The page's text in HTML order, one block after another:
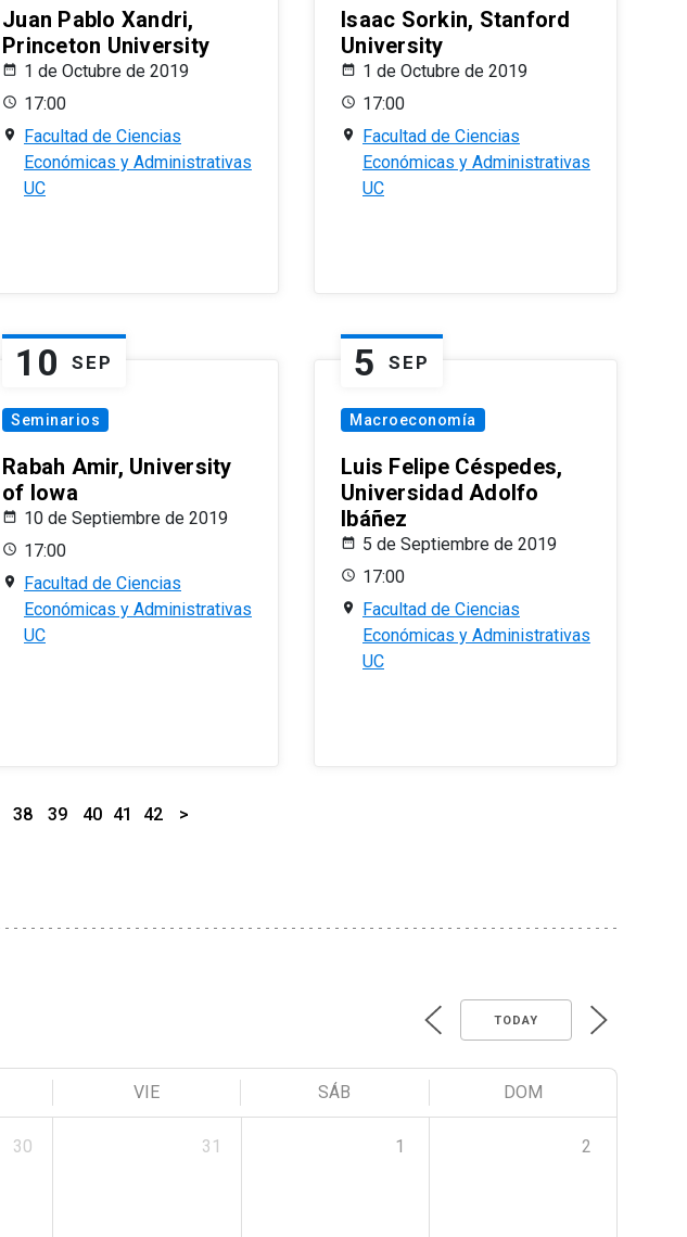
Juan Pablo Xandri,
Princeton University
1 de Octubre de 2019
17:00
Facultad de Ciencias
Económicas y Administrativas
UC
Isaac Sorkin, Stanford
University
1 de Octubre de 2019
17:00
Facultad de Ciencias
Económicas y Administrativas
UC
10 SEP
Seminarios
Rabah Amir, University
of Iowa
10 de Septiembre de 2019
17:00
Facultad de Ciencias
Económicas y Administrativas
UC
5 SEP
Macroeconomía
Luis Felipe Céspedes,
Universidad Adolfo
Ibáñez
5 de Septiembre de 2019
17:00
Facultad de Ciencias
Económicas y Administrativas
UC
38 39 40 41 42 >
TODAY
VIE SÁB DOM
30 31 1 2